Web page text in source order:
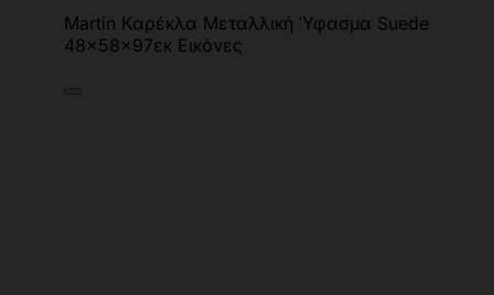
Martin Καρέκλα Μεταλλική Ύφασμα Suede
48x58x97εκ Εικόνες